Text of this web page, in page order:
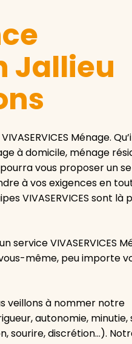
Jallieu
Ménage.
à domicile, ménage
vous proposer un
à vos exigences en
VIVASERVICES sont là
VIVASERVICES
même, peu importe
veillons à nommer notre
autonomie, minutie,
sourire, discrétion…).